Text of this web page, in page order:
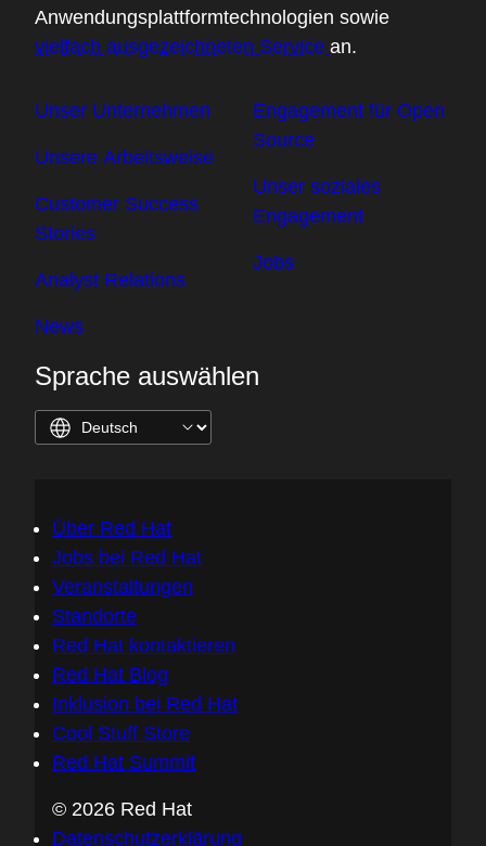
Anwendungsplattformtechnologien sowie
vielfach ausgezeichneten Service an.
Unser Unternehmen
Unsere Arbeitsweise
Customer Success
Stories
Analyst Relations
News
Engagement für Open
Source
Unser soziales
Engagement
Jobs
Sprache auswählen
Über Red Hat
Jobs bei Red Hat
Veranstaltungen
Standorte
Red Hat kontaktieren
Red Hat Blog
Inklusion bei Red Hat
Cool Stuff Store
Red Hat Summit
© 2026 Red Hat
Datenschutzerklärung